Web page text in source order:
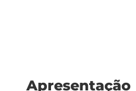
Apresentação